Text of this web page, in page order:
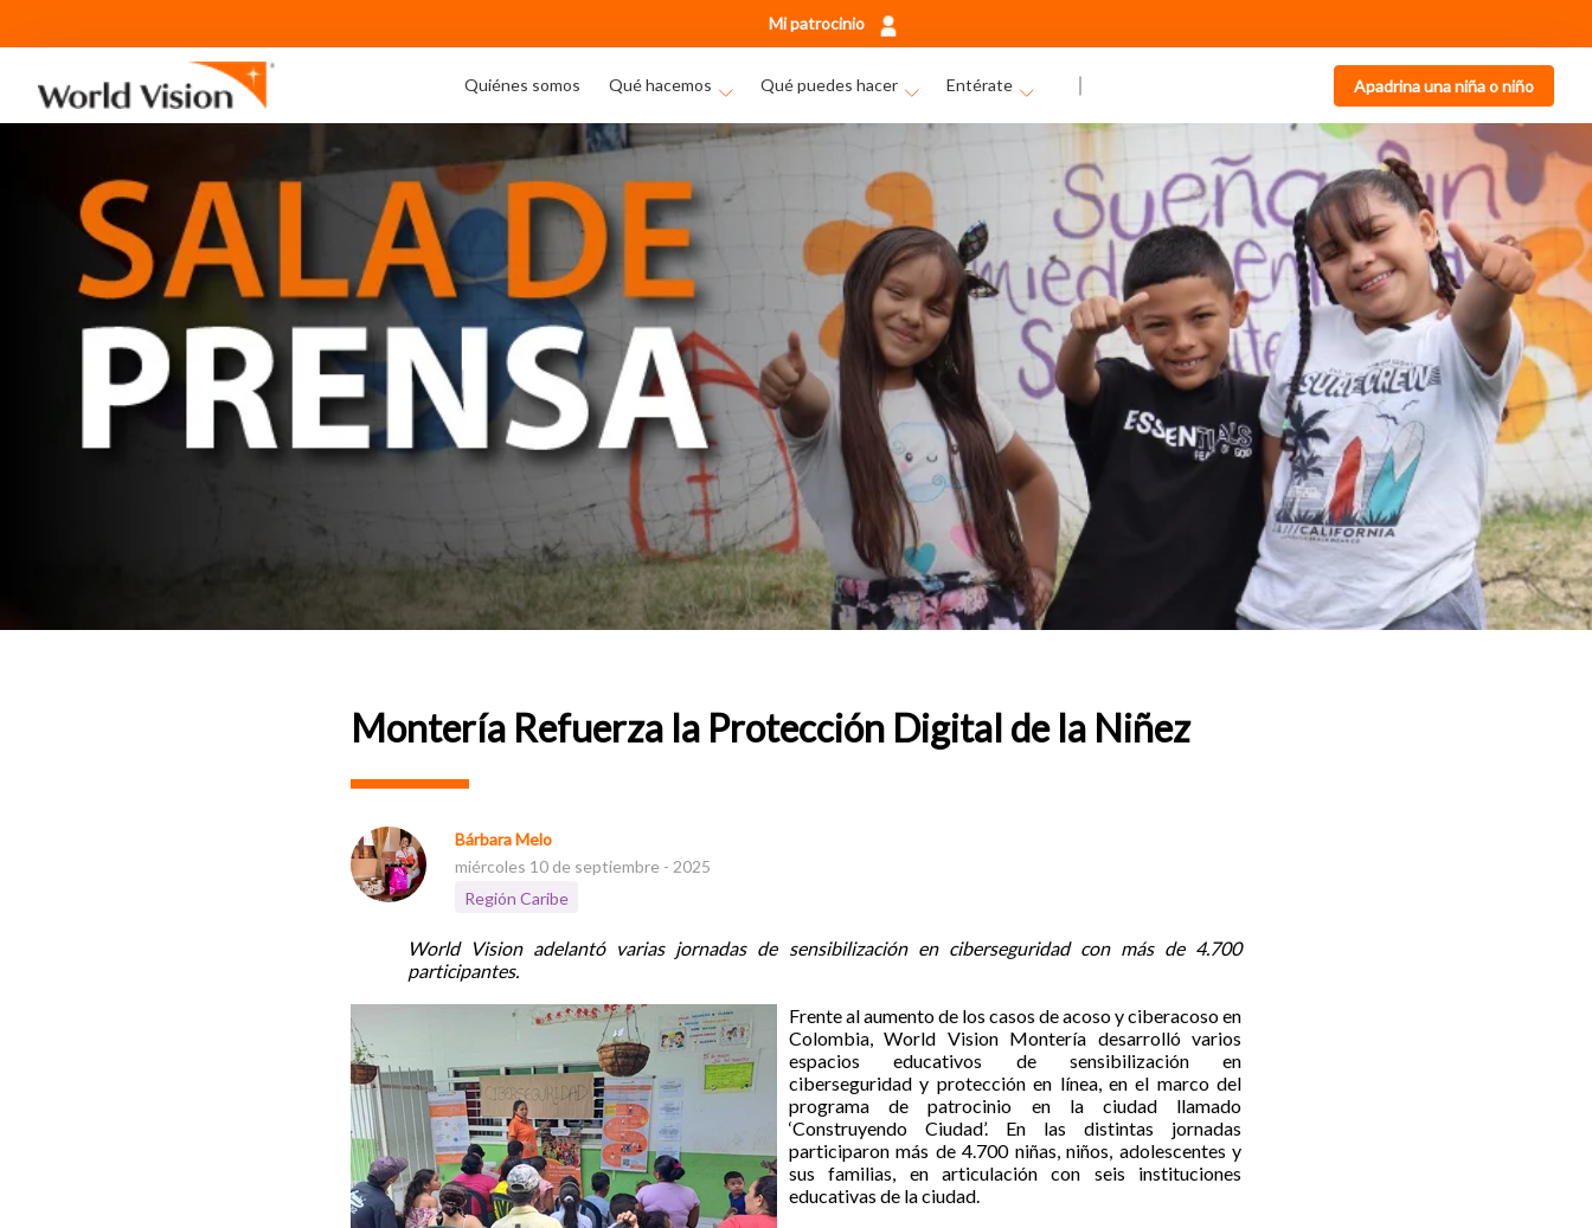
Mi patrocinio
Quiénes somos Qué hacemos Qué puedes hacer Entérate Apadrina una niña o niño
Montería Refuerza la Protección Digital de la Niñez
Bárbara Melo
miércoles 10 de septiembre - 2025
Región Caribe
World Vision adelantó varias jornadas de sensibilización en ciberseguridad con más de 4.700
participantes.
Frente al aumento de los casos de acoso y ciberacoso en
Colombia, World Vision Montería desarrolló varios
espacios educativos de sensibilización en
ciberseguridad y protección en línea, en el marco del
programa de patrocinio en la ciudad llamado
‘Construyendo Ciudad’. En las distintas jornadas
participaron más de 4.700 niñas, niños, adolescentes y
sus familias, en articulación con seis instituciones
educativas de la ciudad.